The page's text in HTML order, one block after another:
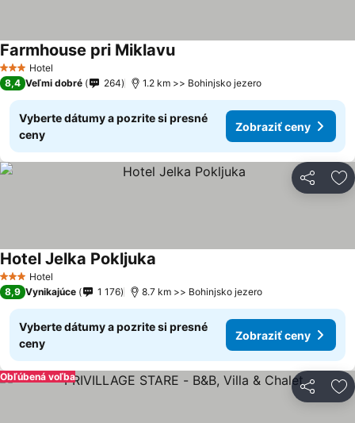
3 Počet hviezdičiek
Hotel
Farmhouse pri MiklavuZobraziť ceny
8,4 Veľmi dobré 264 1.2 km >> Bohinjsko jezero
Vyberte dátumy a pozrite si presné
ceny
Zobraziť ceny
Zdieľať
3 Počet hviezdičiek
Hotel
Hotel Jelka Pokljuka
8,9 Vynikajúce 1 176 8.7 km >> Bohinjsko jezero
Vyberte dátumy a pozrite si presné
ceny
Zobraziť ceny
Zdieľať
Obľúbená voľba